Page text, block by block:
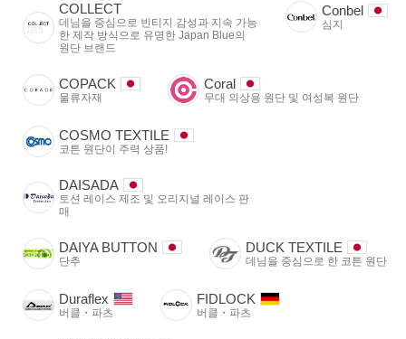
COLLECT
데님을 중심으로 빈티지 감성과 지속 가능
한 제작 방식으로 유명한 Japan Blue의
원단 브랜드
Conbel
심지
COPACK
물류자재
Coral
무대 의상용 원단 및 여성복 원단
COSMO TEXTILE
코튼 원단이 주력 상품!
DAISADA
토션 레이스 제조 및 오리지널 레이스 판
매
DAIYA BUTTON
단추
DUCK TEXTILE
데님을 중심으로 한 코튼 원단
Duraflex
버클・파츠
FIDLOCK
버클・파츠